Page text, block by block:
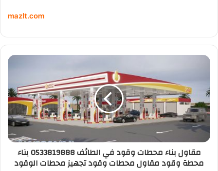
mazlt.com
مقاول بناء محطات وقود في الطائف 0533819888 بناء
محطة وقود مقاول محطات وقود تجهيز محطات الوقود